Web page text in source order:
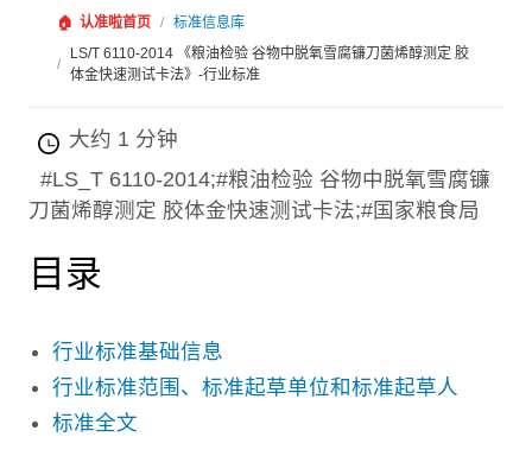
🏠 认准啦首页 / 标准信息库
/
LS/T 6110-2014 《粮油检验 谷物中脱氧雪腐镰刀菌烯醇测定 胶
体金快速测试卡法》-行业标准
大约 1 分钟
#LS_T 6110-2014;#粮油检验 谷物中脱氧雪腐镰
刀菌烯醇测定 胶体金快速测试卡法;#国家粮食局
目录
行业标准基础信息
行业标准范围、标准起草单位和标准起草人
标准全文